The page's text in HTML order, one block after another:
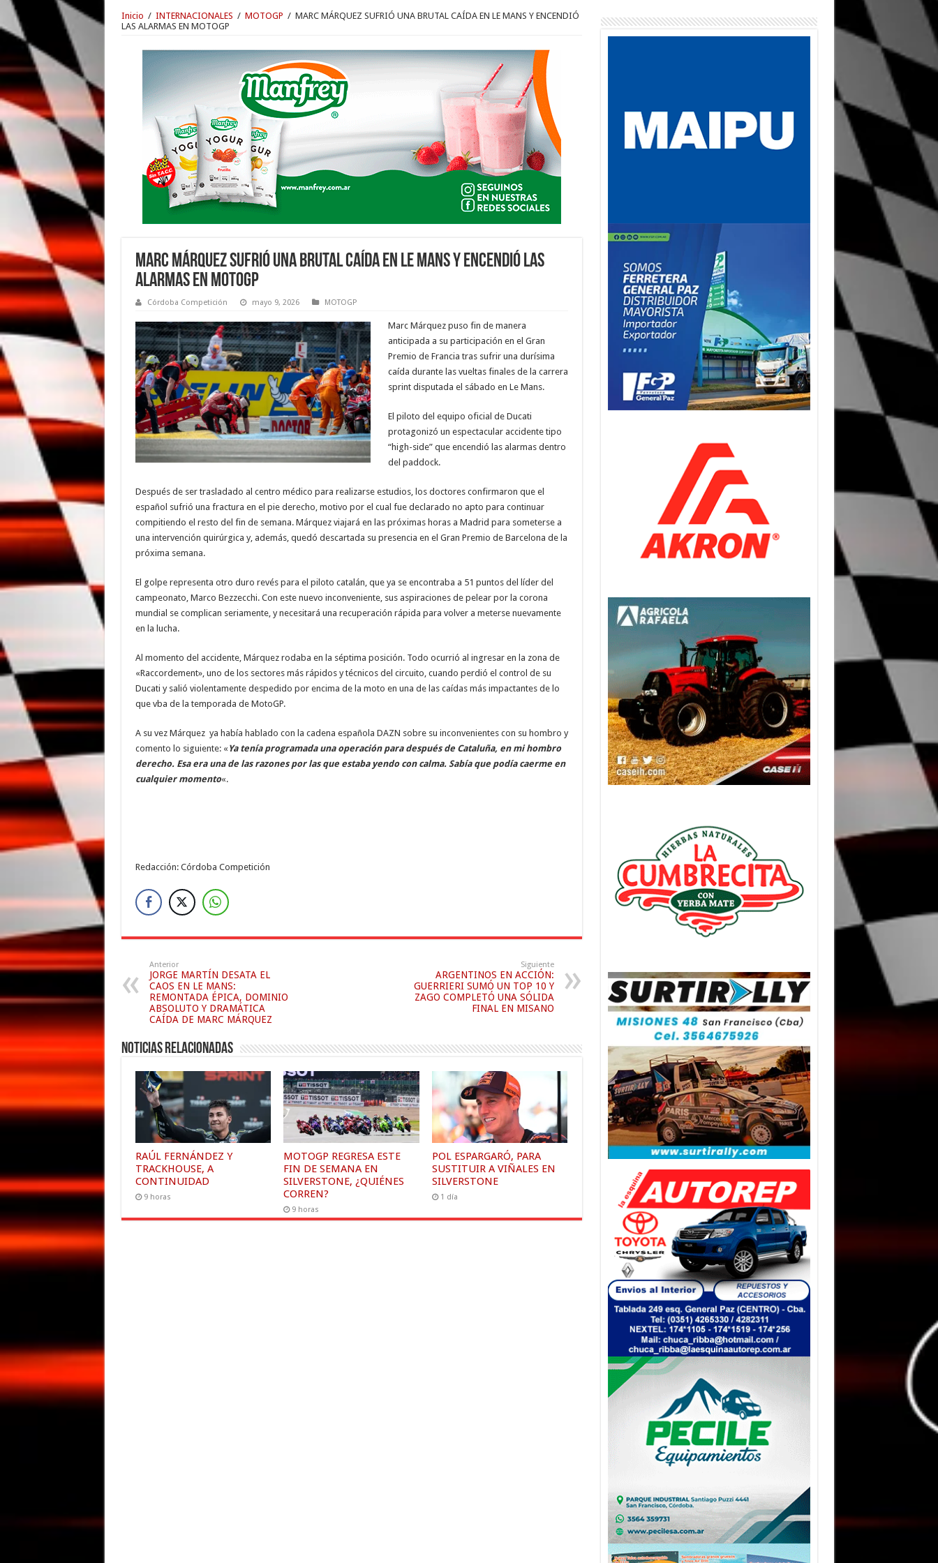
Inicio / INTERNACIONALES / MOTOGP / MARC MÁRQUEZ SUFRIÓ UNA BRUTAL CAÍDA EN LE MANS Y ENCENDIÓ
LAS ALARMAS EN MOTOGP
MARC MÁRQUEZ SUFRIÓ UNA BRUTAL CAÍDA EN LE MANS Y ENCENDIÓ LAS
ALARMAS EN MOTOGP
Córdoba Competición mayo 9, 2026 MOTOGP
Marc Márquez puso fin de manera
anticipada a su participación en el Gran
Premio de Francia tras sufrir una durísima
caída durante las vueltas finales de la carrera
sprint disputada el sábado en Le Mans.
El piloto del equipo oficial de Ducati
protagonizó un espectacular accidente tipo
“high-side” que encendió las alarmas dentro
del paddock.
Después de ser trasladado al centro médico para realizarse estudios, los doctores confirmaron que el
español sufrió una fractura en el pie derecho, motivo por el cual fue declarado no apto para continuar
compitiendo el resto del fin de semana. Márquez viajará en las próximas horas a Madrid para someterse a
una intervención quirúrgica y, además, quedó descartada su presencia en el Gran Premio de Barcelona de la
próxima semana.
El golpe representa otro duro revés para el piloto catalán, que ya se encontraba a 51 puntos del líder del
campeonato, Marco Bezzecchi. Con este nuevo inconveniente, sus aspiraciones de pelear por la corona
mundial se complican seriamente, y necesitará una recuperación rápida para volver a meterse nuevamente
en la lucha.
Al momento del accidente, Márquez rodaba en la séptima posición. Todo ocurrió al ingresar en la zona de
«Raccordement», uno de los sectores más rápidos y técnicos del circuito, cuando perdió el control de su
Ducati y salió violentamente despedido por encima de la moto en una de las caídas más impactantes de lo
que vba de la temporada de MotoGP.
A su vez Márquez ya había hablado con la cadena española DAZN sobre su inconvenientes con su hombro y
comento lo siguiente: « Ya tenía programada una operación para después de Cataluña, en mi hombro
derecho. Esa era una de las razones por las que estaba yendo con calma. Sabía que podía caerme en
cualquier momento«.
Redacción: Córdoba Competición
Anterior
JORGE MARTÍN DESATA EL
CAOS EN LE MANS:
REMONTADA ÉPICA, DOMINIO
ABSOLUTO Y DRAMÁTICA
CAÍDA DE MARC MÁRQUEZ
Siguiente
ARGENTINOS EN ACCIÓN:
GUERRIERI SUMÓ UN TOP 10 Y
ZAGO COMPLETÓ UNA SÓLIDA
FINAL EN MISANO
Noticias relacionadas
RAÚL FERNÁNDEZ Y
TRACKHOUSE, A
CONTINUIDAD
9 horas
MOTOGP REGRESA ESTE
FIN DE SEMANA EN
SILVERSTONE, ¿QUIÉNES
CORREN?
9 horas
POL ESPARGARÓ, PARA
SUSTITUIR A VIÑALES EN
SILVERSTONE
1 día